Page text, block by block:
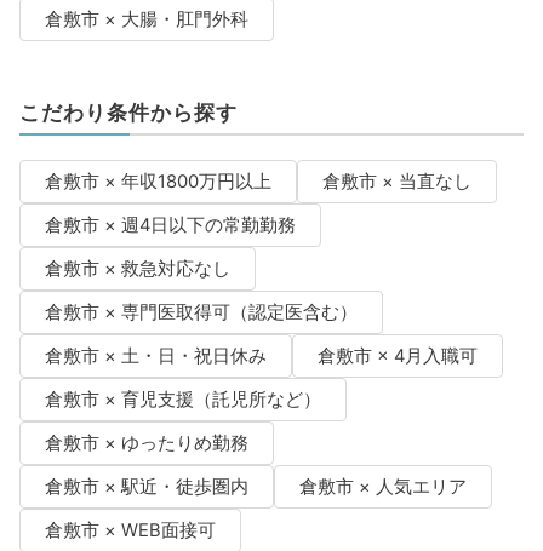
倉敷市 × 大腸・肛門外科
こだわり条件から探す
倉敷市 × 年収1800万円以上
倉敷市 × 当直なし
倉敷市 × 週4日以下の常勤勤務
倉敷市 × 救急対応なし
倉敷市 × 専門医取得可（認定医含む）
倉敷市 × 土・日・祝日休み
倉敷市 × 4月入職可
倉敷市 × 育児支援（託児所など）
倉敷市 × ゆったりめ勤務
倉敷市 × 駅近・徒歩圏内
倉敷市 × 人気エリア
倉敷市 × WEB面接可